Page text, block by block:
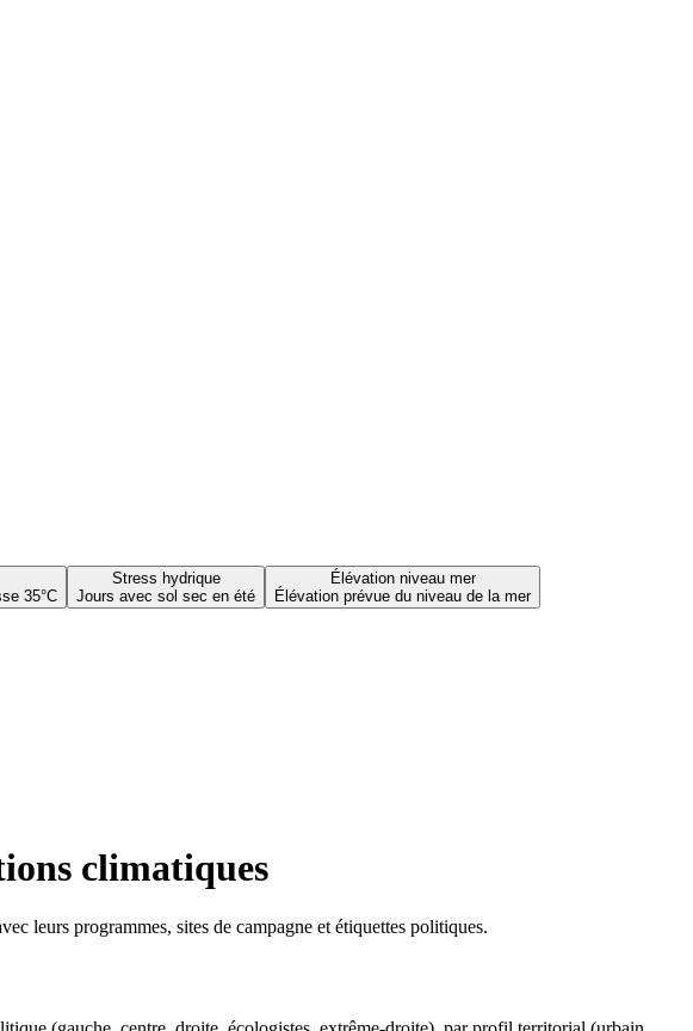
35°C
Stress hydrique
Jours avec sol sec en été
Élévation niveau mer
Élévation prévue du niveau de la mer
climatiques
leurs programmes, sites de campagne et étiquettes politiques.